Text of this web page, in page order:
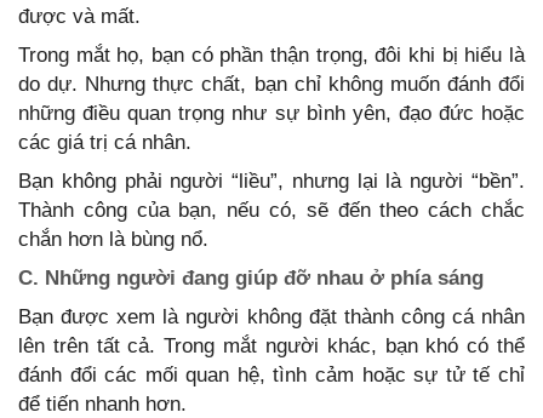
được và mất.
Trong mắt họ, bạn có phần thận trọng, đôi khi bị hiểu là
do dự. Nhưng thực chất, bạn chỉ không muốn đánh đổi
những điều quan trọng như sự bình yên, đạo đức hoặc
các giá trị cá nhân.
Bạn không phải người “liều”, nhưng lại là người “bền”.
Thành công của bạn, nếu có, sẽ đến theo cách chắc
chắn hơn là bùng nổ.
C. Những người đang giúp đỡ nhau ở phía sáng
Bạn được xem là người không đặt thành công cá nhân
lên trên tất cả. Trong mắt người khác, bạn khó có thể
đánh đổi các mối quan hệ, tình cảm hoặc sự tử tế chỉ
để tiến nhanh hơn.